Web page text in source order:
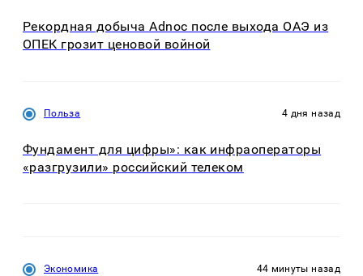
Рекордная добыча Adnoc после выхода ОАЭ из
ОПЕК грозит ценовой войной
Польза 4 дня назад
Фундамент для цифры»: как инфраоператоры
«разгрузили» российский телеком
Экономика 44 минуты назад